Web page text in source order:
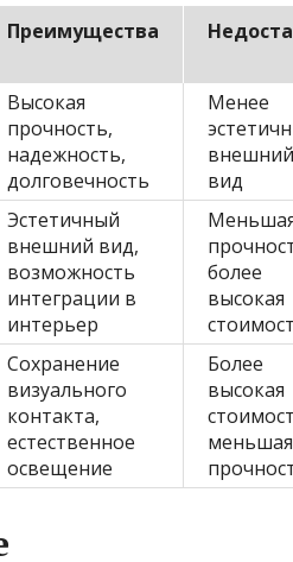
Преимущества
Высокая
прочность,
надежность,
долговечность
Менее
вид
Эстетичный
внешний вид,
возможность
интеграции в
интерьер
более
высокая
Сохранение
визуального
контакта,
естественное
освещение
Более
высокая
меньшая